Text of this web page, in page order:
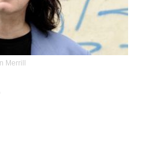
Merrill